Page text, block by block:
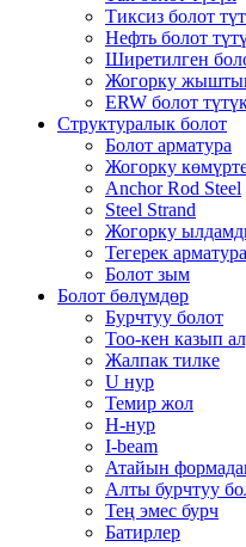
Тиксиз болот
Нефть болот
Ширетилген
Жогорку
ERW болот
Структуралык болот
Болот арматура
Жогорку
Anchor Rod Steel
Steel Strand
Жогорку
Тегерек арматура
Болот зым
Болот бөлүмдөр
Бурчтуу болот
Тоо-кен казып
Жалпак тилке
U нур
Темир жол
H-нур
I-beam
Атайын
Алты бурчтуу
Тең эмес бурч
Батирлер